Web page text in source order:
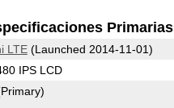
Primarias
LTE(Launched 2014-11-01)
IPS LCD